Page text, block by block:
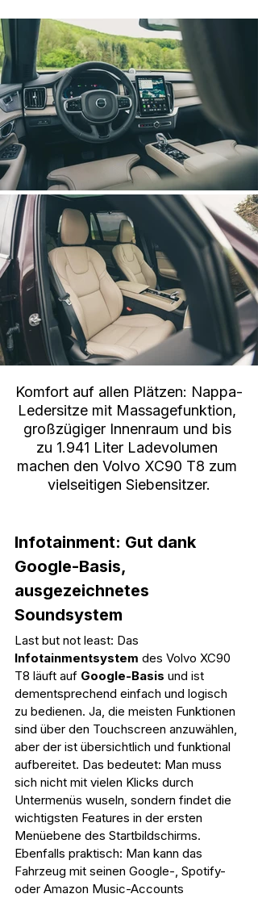
Komfort auf allen Plätzen: Nappa-
Ledersitze mit Massagefunktion,
großzügiger Innenraum und bis
zu 1.941 Liter Ladevolumen
machen den Volvo XC90 T8 zum
vielseitigen Siebensitzer.
Infotainment: Gut dank
Google-Basis,
ausgezeichnetes
Soundsystem
Last but not least: Das
Infotainmentsystem des Volvo XC90
T8 läuft auf Google-Basis und ist
dementsprechend einfach und logisch
zu bedienen. Ja, die meisten Funktionen
sind über den Touchscreen anzuwählen,
aber der ist übersichtlich und funktional
aufbereitet. Das bedeutet: Man muss
sich nicht mit vielen Klicks durch
Untermenüs wuseln, sondern findet die
wichtigsten Features in der ersten
Menüebene des Startbildschirms.
Ebenfalls praktisch: Man kann das
Fahrzeug mit seinen Google-, Spotify-
oder Amazon Music-Accounts